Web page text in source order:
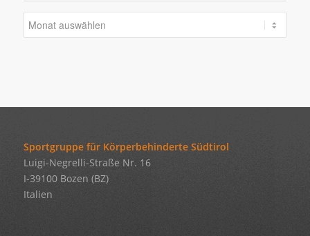
Sportgruppe für Körperbehinderte Südtirol
Luigi-Negrelli-Straße Nr. 16
I-39100 Bozen (BZ)
Italien